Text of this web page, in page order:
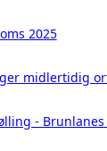
2025
midlertidig
- Brunlanes